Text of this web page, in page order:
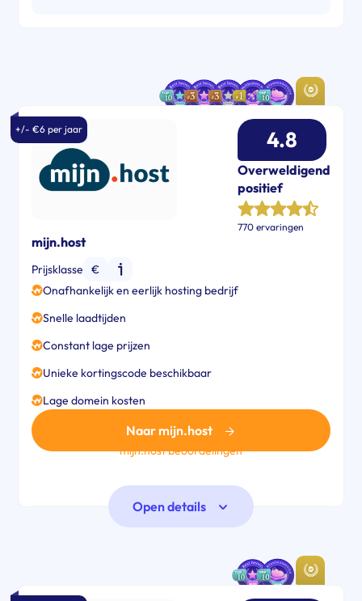
+/- €6 per jaar
mijn.host
Prijsklasse
€
Onafhankelijk en eerlijk hosting bedrijf
Snelle laadtijden
Constant lage prijzen
Unieke kortingscode beschikbaar
Lage domein kosten
Overweldigend
positief
770 ervaringen
4.8
Naar mijn.host
mijn.host beoordelingen
Open details